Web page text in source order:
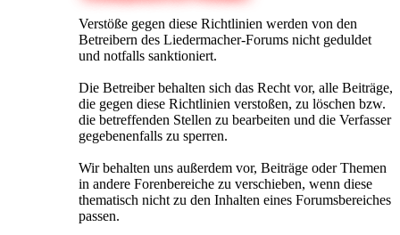
Verstöße gegen diese Richtlinien werden von den
Betreibern des Liedermacher-Forums nicht geduldet
und notfalls sanktioniert.
Die Betreiber behalten sich das Recht vor, alle Beiträge,
die gegen diese Richtlinien verstoßen, zu löschen bzw.
die betreffenden Stellen zu bearbeiten und die Verfasser
gegebenenfalls zu sperren.
Wir behalten uns außerdem vor, Beiträge oder Themen
in andere Forenbereiche zu verschieben, wenn diese
thematisch nicht zu den Inhalten eines Forumsbereiches
passen.